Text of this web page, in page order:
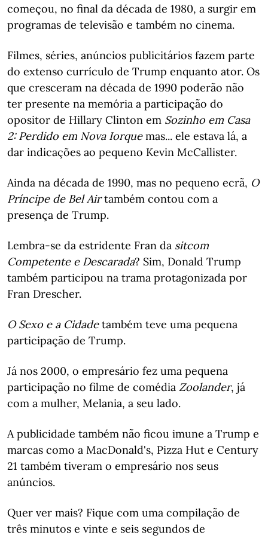
começou, no final da década de 1980, a surgir em
programas de televisão e também no cinema.
Filmes, séries, anúncios publicitários fazem parte
do extenso currículo de Trump enquanto ator. Os
que cresceram na década de 1990 poderão não
ter presente na memória a participação do
opositor de Hillary Clinton em Sozinho em Casa
2: Perdido em Nova Iorquemas... ele estava lá, a
dar indicações ao pequeno Kevin McCallister.
Ainda na década de 1990, mas no pequeno ecrã, O
Príncipe de Bel Airtambém contou com a
presença de Trump.
Lembra-se da estridente Fran da sitcom
Competente e Descarada? Sim, Donald Trump
também participou na trama protagonizada por
Fran Drescher.
O Sexo e a Cidadetambém teve uma pequena
participação de Trump.
Já nos 2000, o empresário fez uma pequena
participação no filme de comédia Zoolander, já
com a mulher, Melania, a seu lado.
A publicidade também não ficou imune a Trump e
marcas como a MacDonald's, Pizza Hut e Century
21 também tiveram o empresário nos seus
anúncios.
Quer ver mais? Fique com uma compilação de
três minutos e vinte e seis segundos de